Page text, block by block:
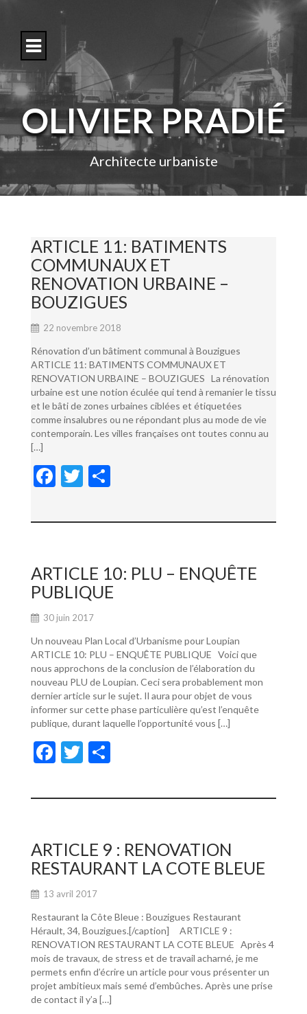
o
c
n
e
OLIVIER PRADIÉ
Architecte urbaniste
ARTICLE 11: BATIMENTS
COMMUNAUX ET
RENOVATION URBAINE –
BOUZIGUES
22 novembre 2018
Rénovation d’un bâtiment communal à Bouzigues
ARTICLE 11: BATIMENTS COMMUNAUX ET
RENOVATION URBAINE – BOUZIGUES La rénovation
urbaine est une notion éculée qui tend à remanier le tissu
et le bâti de zones urbaines ciblées et étiquetées
comme insalubres ou ne répondant plus au mode de vie
contemporain. Les villes françaises ont toutes connu au
[…]
F
e
o
o
k
T
itt ta
er
ARTICLE 10: PLU – ENQUÊTE
PUBLIQUE
30 juin 2017
Un nouveau Plan Local d’Urbanisme pour Loupian
ARTICLE 10: PLU – ENQUÊTE PUBLIQUE Voici que
nous approchons de la conclusion de l’élaboration du
nouveau PLU de Loupian. Ceci sera probablement mon
dernier article sur le sujet. Il aura pour objet de vous
informer sur cette phase particulière qu’est l’enquête
publique, durant laquelle l’opportunité vous […]
F
e
o
o
k
T
itt ta
er
ARTICLE 9 : RENOVATION
RESTAURANT LA COTE BLEUE
13 avril 2017
Restaurant la Côte Bleue : Bouzigues Restaurant
Hérault, 34, Bouzigues.[/caption] ARTICLE 9 :
RENOVATION RESTAURANT LA COTE BLEUE Après 4
mois de travaux, de stress et de travail acharné, je me
permets enfin d’écrire un article pour vous présenter un
projet ambitieux mais semé d’embûches. Après une prise
de contact il y’a […]